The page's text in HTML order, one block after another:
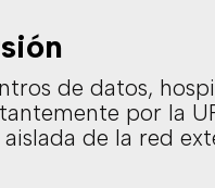
de datos,
por la
de la red